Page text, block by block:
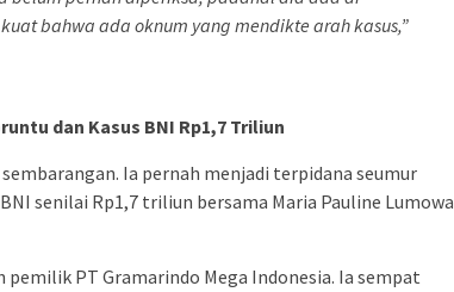
bahwa ada oknum yang mendikte arah kasus,”
dan Kasus BNI Rp1,7 Triliun
Ia pernah menjadi terpidana seumur
senilai Rp1,7 triliun bersama Maria Pauline Lumowa
pemilik PT Gramarindo Mega Indonesia. Ia sempat